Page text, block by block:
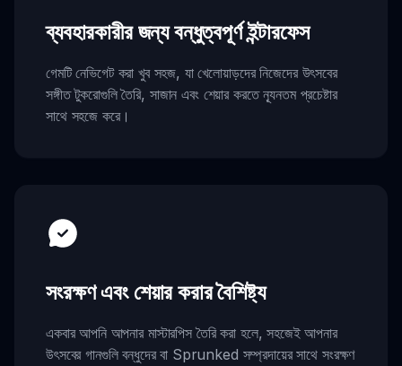
ব্যবহারকারীর জন্য বন্ধুত্বপূর্ণ ইন্টারফেস
গেমটি নেভিগেট করা খুব সহজ, যা খেলোয়াড়দের নিজেদের উৎসবের
সঙ্গীত টুকরোগুলি তৈরি, সাজান এবং শেয়ার করতে ন্যূনতম প্রচেষ্টার
সাথে সহজে করে।
সংরক্ষণ এবং শেয়ার করার বৈশিষ্ট্য
একবার আপনি আপনার মাস্টারপিস তৈরি করা হলে, সহজেই আপনার
উৎসবের গানগুলি বন্ধুদের বা Sprunked সম্প্রদায়ের সাথে সংরক্ষণ